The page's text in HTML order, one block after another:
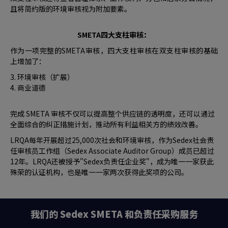
且将简约版的环境审核视为附加要素。
SMETA四大支柱审核：
作为一项完整的SMETA审核，四大支柱审核在双支柱审核的基础
上增加了：
3. 环境审核（扩展）
4. 商业道德
完成 SMETA 审核不仅可以提高整个供应链的透明度，还可以通过
全面综合的纠正措施计划，推动所有利益相关方的绩效改善。
LRQA每年开展超过25,000次社会和环境审核，作为Sedex社会责
任审核员工作组（Sedex Associate Auditor Group）成员已超过
12年。LRQA还被授予"Sedex负责任企业奖"，成为唯一一家获此
殊荣的认证机构，也是唯一一家两次获得此奖项的公司。
我们的 Sedex SMETA 和负责任采购服务